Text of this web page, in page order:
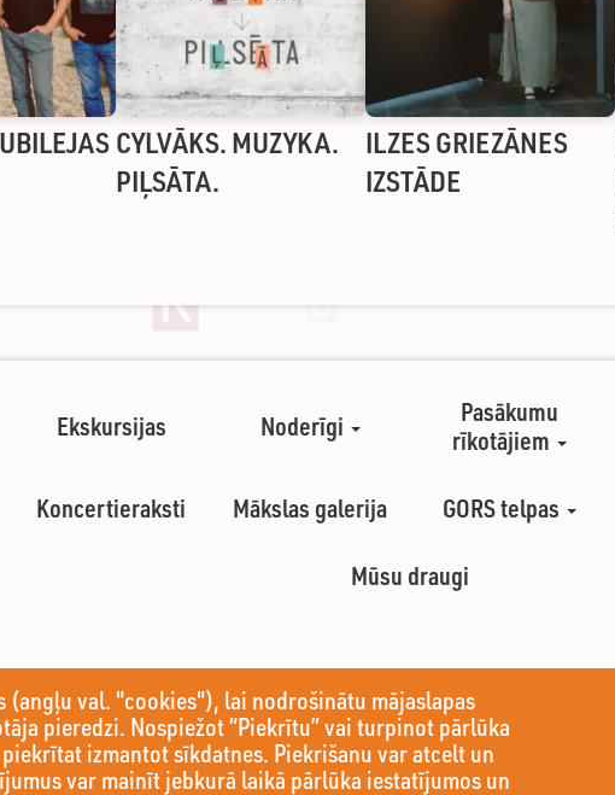
(angļu val. "cookies"), lai nodrošinātu mājaslapas
pieredzi. Nospiežot “Piekrītu” vai turpinot pārlūka
izmantot sīkdatnes. Piekrišanu var atcelt un
var mainīt jebkurā laikā pārlūka iestatījumos un
CYLVĀKS. MUZYKA.
PIĻSĀTA.
ILZES GRIEZĀNES
IZSTĀDE
Ekskursijas Noderīgi
Pasākumu
rīkotājiem
Koncertieraksti Mākslas galerija GORS telpas
Mūsu draugi